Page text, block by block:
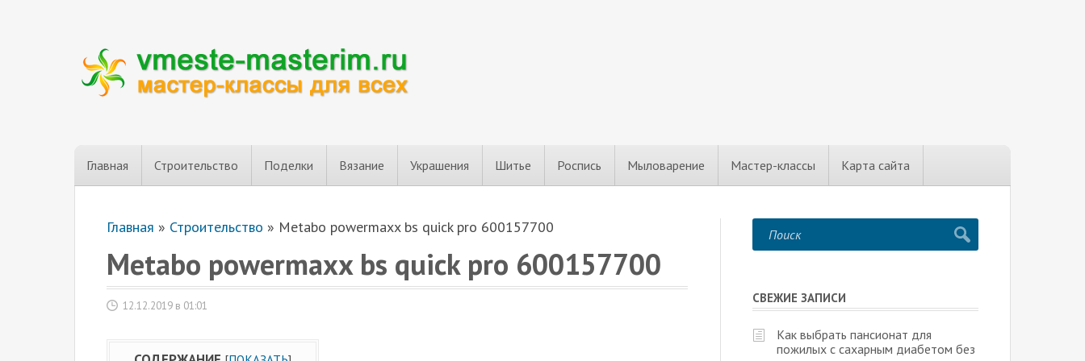
Главная Строительство Поделки Вязание Украшения Шитье Роспись Мыловарение Мастер-классы Карта сайта
Главная » Строительство » Metabo powermaxx bs quick pro 600157700
Metabo powermaxx bs quick pro 600157700
12.12.2019 в 01:01
СВЕЖИЕ ЗАПИСИ
Как выбрать пансионат для
пожилых с сахарным диабетом без